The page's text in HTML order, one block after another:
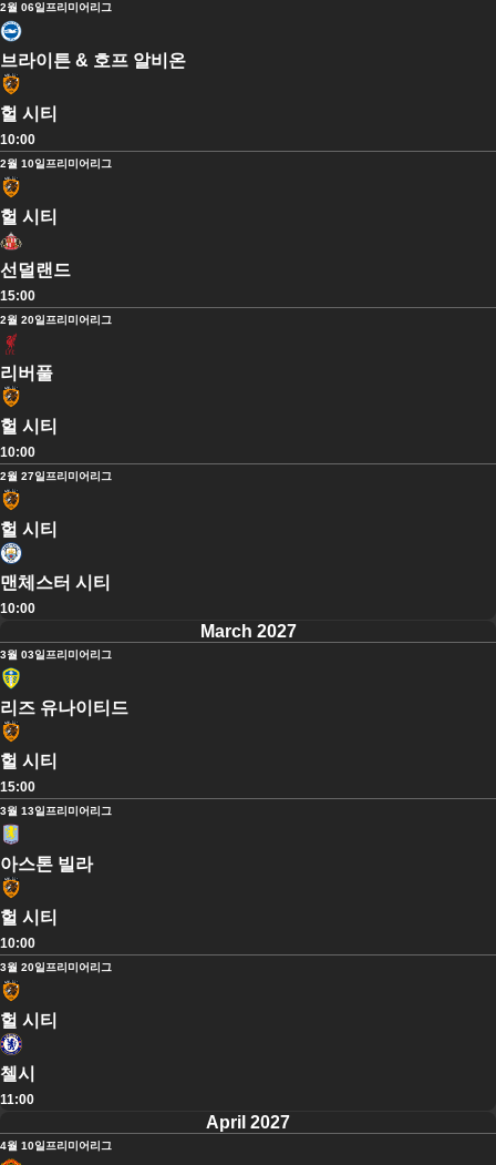
2월 06일프리미어리그
브라이튼 & 호프 알비온
헐 시티
10:00
2월 10일프리미어리그
헐 시티
선덜랜드
15:00
2월 20일프리미어리그
리버풀
헐 시티
10:00
2월 27일프리미어리그
헐 시티
맨체스터 시티
10:00
March 2027
3월 03일프리미어리그
리즈 유나이티드
헐 시티
15:00
3월 13일프리미어리그
아스톤 빌라
헐 시티
10:00
3월 20일프리미어리그
헐 시티
첼시
11:00
April 2027
4월 10일프리미어리그